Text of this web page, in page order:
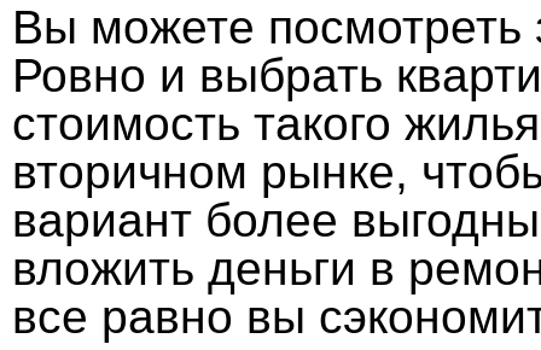
Вы можете посмотреть
Ровно и выбрать
стоимость такого
вторичном рынке,
вариант более
вложить деньги в
все равно вы